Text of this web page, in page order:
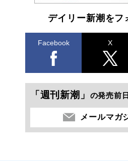
デイリー新潮をフ
Facebook X
「週刊新潮」 の発売前
メールマガ